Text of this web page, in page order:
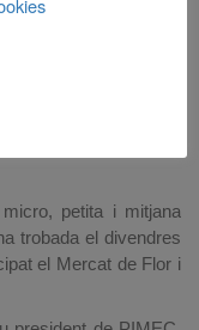
petita i mitjana
trobada el divendres
el Mercat de Flor i